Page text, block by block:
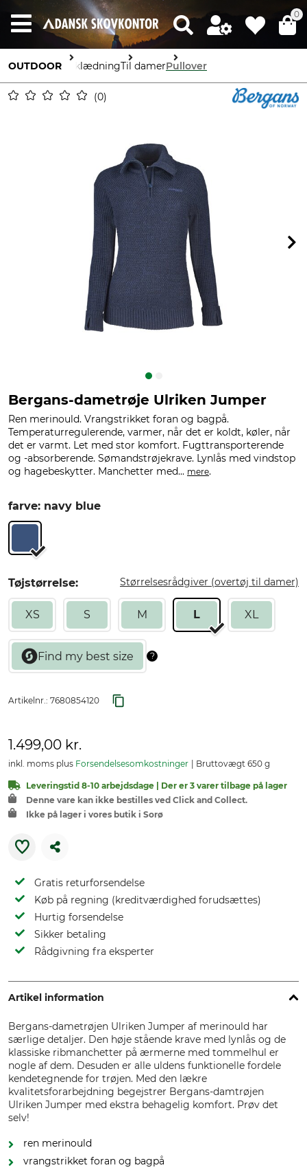
0
OUTDOOR BeklædningTil damerPullover
0
Bergans-dametrøje Ulriken Jumper
Ren merinould. Vrangstrikket foran og bagpå.
Temperaturregulerende, varmer, når det er koldt, køler, når
det er varmt. Let med stor komfort. Fugttransporterende
og -absorberende. Sømandstrøjekrave. Lynlås med vindstop
og hagebeskytter. Manchetter med... mere.
farve: navy blue
Tøjstørrelse: Størrelsesrådgiver (overtøj til damer)
XS S M L XL
Artikelnr.: 7680854120
1.499,00 kr.
inkl. moms plus Forsendelsesomkostninger Bruttovægt 650 g
Leveringstid 8-10 arbejdsdage | Der er 3 varer tilbage på lager
Denne vare kan ikke bestilles ved Click and Collect.
Ikke på lager i vores butik i Sorø
Gratis returforsendelse
Køb på regning (kreditværdighed forudsættes)
Hurtig forsendelse
Sikker betaling
Rådgivning fra eksperter
Artikel information
Bergans-dametrøjen Ulriken Jumper af merinould har
særlige detaljer. Den høje stående krave med lynlås og de
klassiske ribmanchetter på ærmerne med tommelhul er
nogle af dem. Desuden er alle uldens funktionelle fordele
kendetegnende for trøjen. Med den lækre
kvalitetsforarbejdning begejstrer Bergans-damtrøjen
Ulriken Jumper med ekstra behagelig komfort. Prøv det
selv!
ren merinould
vrangstrikket foran og bagpå